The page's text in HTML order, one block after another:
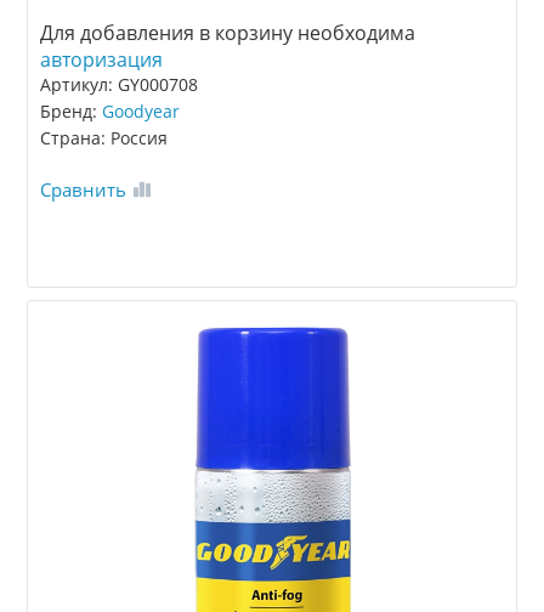
Для добавления в корзину необходима
авторизация
Артикул: GY000708
Бренд:Goodyear
Страна: Россия
Сравнить